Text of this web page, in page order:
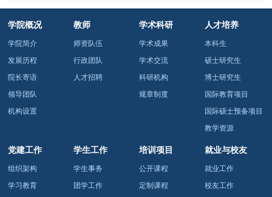
学院概况
学院简介
发展历程
院长寄语
领导团队
机构设置
教师
师资队伍
行政团队
人才招聘
学术科研
学术成果
学术交流
科研机构
规章制度
人才培养
本科生
硕士研究生
博士研究生
国际教育项目
国际硕士预备项目
教学资源
党建工作
组织架构
学习教育
学生工作
学生事务
团学工作
培训项目
公开课程
定制课程
就业与校友
就业工作
校友工作